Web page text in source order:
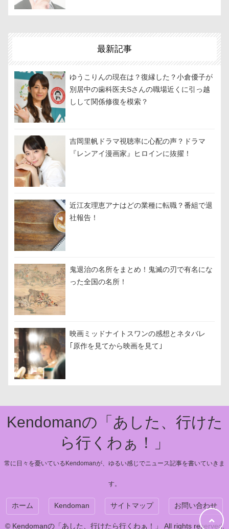
最新記事
ゆうこりんの現在は？復縁した？小倉優子が
別居中の歯科医夫Sさんの職場近くに引っ越
しして関係修復を模索？
吉岡里帆ドラマ視聴率に心配の声？ドラマ
『レンアイ漫画家』ヒロインに抜擢！
近江友理恵アナはどの業種に転職？番組で退
社報告！
鬼退治の名所をまとめ！鬼滅の刃で有名にな
った全国の名所！
映画ミッドナイトスワンの感想とネタバレ
｢原作を見てから映画を見て｣
Kendomanの「あした、行けた
ら行くわぁ！」
常に日々を憂いているKendomanが、ゆるい感じでニュース記事を書いていきま
す。
ホーム Kendoman サイトマップ お問い合わせ
© Kendomanの「あした、行けたら行くわぁ！」 All rights reserved.